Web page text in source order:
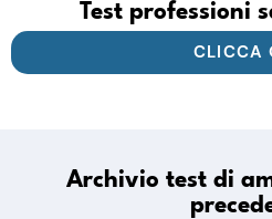
Test professioni
CLICCA
Archivio test di